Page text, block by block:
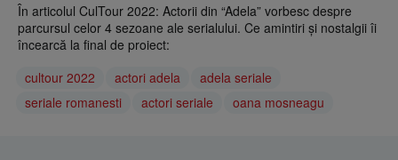
În articolul CulTour 2022: Actorii din “Adela” vorbesc despre
parcursul celor 4 sezoane ale serialului. Ce amintiri și nostalgii îi
încearcă la final de proiect:
cultour 2022
actori adela
adela seriale
seriale romanesti
actori seriale oana mosneagu